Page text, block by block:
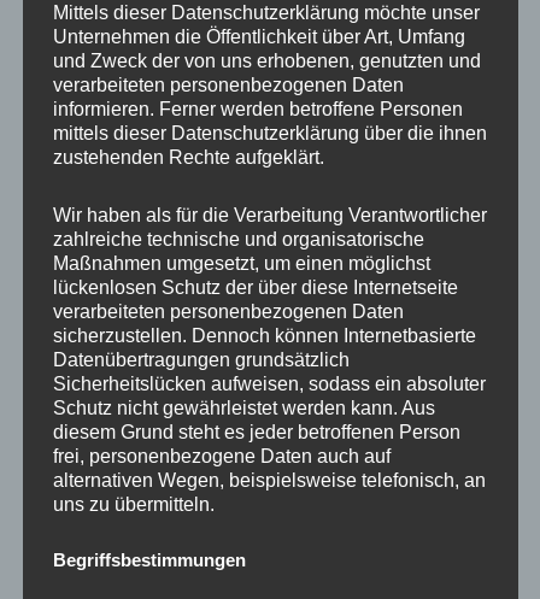
Traglast 750
Ähnliche Produkte
CONCAVER CVR1
19×8,5 ET35 5×120
Brushed Titanium
450,00€ *
Bewertet
mit
CONCAVER CVR1
19×8,5 ET45 5×112
Platinum Black
Mittels dieser Datenschutzerklärung möchte unser
Unternehmen die Öffentlichkeit über Art, Umfang
und Zweck der von uns erhobenen, genutzten und
verarbeiteten personenbezogenen Daten
informieren. Ferner werden betroffene Personen
mittels dieser Datenschutzerklärung über die ihnen
zustehenden Rechte aufgeklärt.
Wir haben als für die Verarbeitung Verantwortlicher
zahlreiche technische und organisatorische
Maßnahmen umgesetzt, um einen möglichst
lückenlosen Schutz der über diese Internetseite
verarbeiteten personenbezogenen Daten
sicherzustellen. Dennoch können Internetbasierte
Datenübertragungen grundsätzlich
Sicherheitslücken aufweisen, sodass ein absoluter
Schutz nicht gewährleistet werden kann. Aus
diesem Grund steht es jeder betroffenen Person
frei, personenbezogene Daten auch auf
alternativen Wegen, beispielsweise telefonisch, an
uns zu übermitteln.
Begriffsbestimmungen